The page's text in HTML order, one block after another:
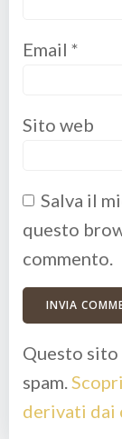
Email *
Sito web
Salva il
questo
commento.
Questo
spam.
derivati dai